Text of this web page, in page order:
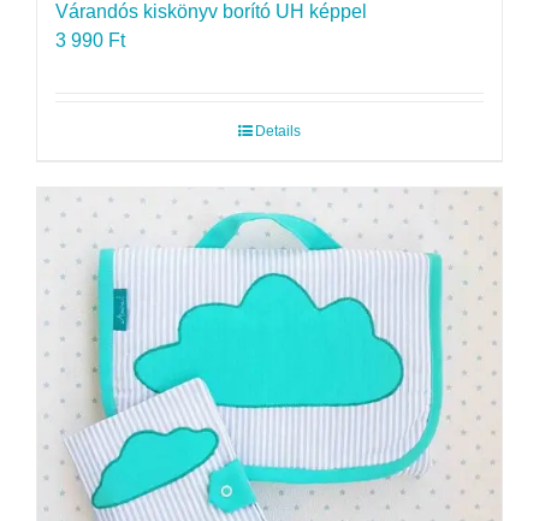
Várandós kiskönyv borító UH képpel
3 990 Ft
Details